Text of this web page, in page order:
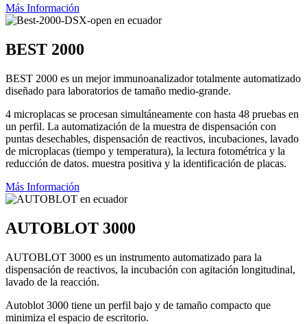
Más Información
BEST 2000
BEST 2000 es un mejor immunoanalizador totalmente automatizado
diseñado para laboratorios de tamaño medio-grande.
4 microplacas se procesan simultáneamente con hasta 48 pruebas en
un perfil. La automatización de la muestra de dispensación con
puntas desechables, dispensación de reactivos, incubaciones, lavado
de microplacas (tiempo y temperatura), la lectura fotométrica y la
reducción de datos. muestra positiva y la identificación de placas.
Más Información
AUTOBLOT 3000
AUTOBLOT 3000 es un instrumento automatizado para la
dispensación de reactivos, la incubación con agitación longitudinal,
lavado de la reacción.
Autoblot 3000 tiene un perfil bajo y de tamaño compacto que
minimiza el espacio de escritorio.